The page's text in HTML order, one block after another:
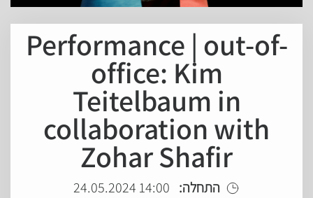
Performance | out-of-
office: Kim
Teitelbaum in
collaboration with
Zohar Shafir
התחלה: 14:00 24.05.2024